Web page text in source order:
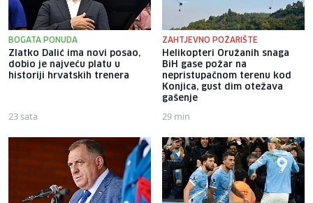
BOGATA PONUDA
Zlatko Dalić ima novi posao,
dobio je najveću platu u
historiji hrvatskih trenera
23 sata
ZAHTJEVNO POŽARIŠTE
Helikopteri Oružanih snaga
BiH gase požar na
nepristupačnom terenu kod
Konjica, gust dim otežava
gašenje
29 min